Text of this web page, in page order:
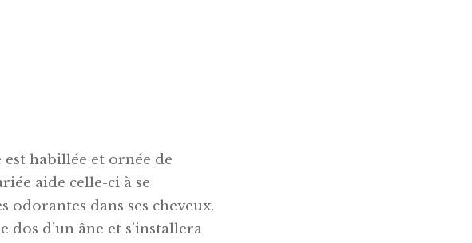
habillée et ornée de
aide celle-ci à se
dans ses cheveux.
d’un âne et s’installera